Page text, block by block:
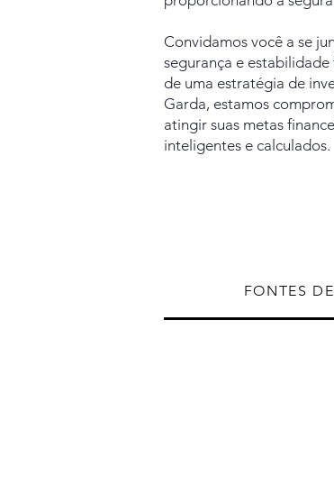
Convidamos você a se
segurança e
de uma estratégia de
Garda, estamos
atingir suas metas
inteligentes e calculados.
FONTES